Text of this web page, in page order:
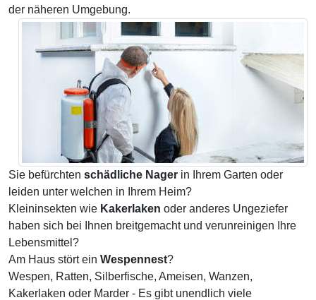
der näheren Umgebung.
Sie befürchten schädliche Nager in Ihrem Garten oder
leiden unter welchen in Ihrem Heim?
Kleininsekten wie Kakerlaken oder anderes Ungeziefer
haben sich bei Ihnen breitgemacht und verunreinigen Ihre
Lebensmittel?
Am Haus stört ein Wespennest?
Wespen, Ratten, Silberfische, Ameisen, Wanzen,
Kakerlaken oder Marder - Es gibt unendlich viele